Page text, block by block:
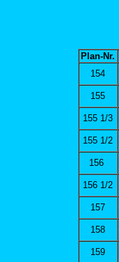
Plan-Nr.
154
155
155 1/3
155 1/2
156
156 1/2
157
158
159